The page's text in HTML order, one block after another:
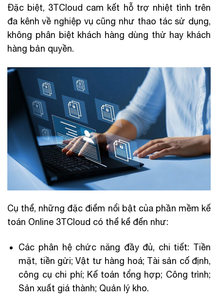
Đặc biệt, 3TCloud cam kết hỗ trợ nhiệt tình trên
đa kênh về nghiệp vụ cũng như thao tác sử dụng,
không phân biệt khách hàng dùng thử hay khách
hàng bản quyền.
Cụ thể, những đặc điểm nổi bật của phần mềm kế
toán Online 3TCloud có thể kể đến như:
Các phân hệ chức năng đầy đủ, chi tiết: Tiền
mặt, tiền gửi; Vật tư hàng hoá; Tài sản cố định,
công cụ chi phí; Kế toán tổng hợp; Công trình;
Sản xuất giá thành; Quản lý kho.